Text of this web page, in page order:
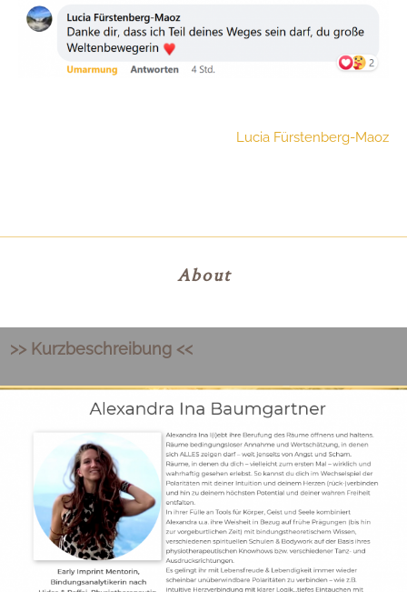
Lucia Fürstenberg-Maoz
About
>> Kurzbeschreibung <<